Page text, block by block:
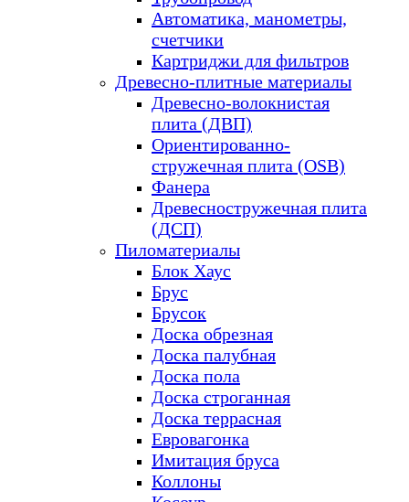
Автоматика, манометры,
счетчики
Картриджи для фильтров
Древесно-плитные материалы
Древесно-волокнистая
плита (ДВП)
Ориентированно-
стружечная плита (OSB)
Фанера
Древесностружечная плита
(ДСП)
Пиломатериалы
Блок Хаус
Брус
Брусок
Доска обрезная
Доска палубная
Доска пола
Доска строганная
Доска террасная
Евровагонка
Имитация бруса
Коллоны